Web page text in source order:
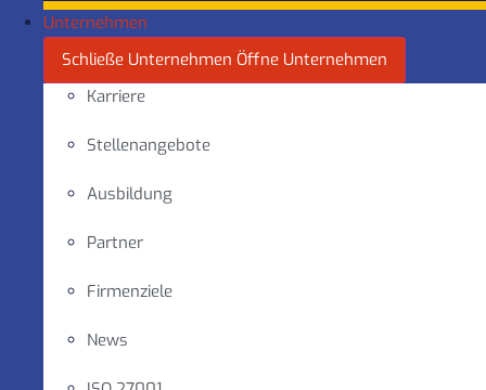
Unternehmen
Schließe Unternehmen Öffne Unternehmen
Karriere
Stellenangebote
Ausbildung
Partner
Firmenziele
News